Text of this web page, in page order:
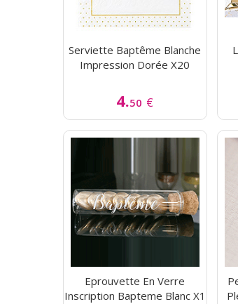
Serviette Baptême Blanche
Impression Dorée X20
4.50 €
Eprouvette En Verre
Inscription Bapteme Blanc X1